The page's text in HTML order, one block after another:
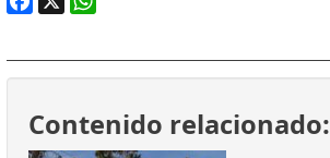
Contenido relacionado: